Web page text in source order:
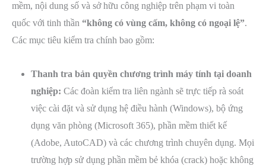
mềm, nội dung số và sở hữu công nghiệp trên phạm vi toàn
quốc với tinh thần “không có vùng cấm, không có ngoại lệ”.
Các mục tiêu kiểm tra chính bao gồm:
Thanh tra bản quyền chương trình máy tính tại doanh
nghiệp: Các đoàn kiểm tra liên ngành sẽ trực tiếp rà soát
việc cài đặt và sử dụng hệ điều hành (Windows), bộ ứng
dụng văn phòng (Microsoft 365), phần mềm thiết kế
(Adobe, AutoCAD) và các chương trình chuyên dụng. Mọi
trường hợp sử dụng phần mềm bẻ khóa (crack) hoặc không